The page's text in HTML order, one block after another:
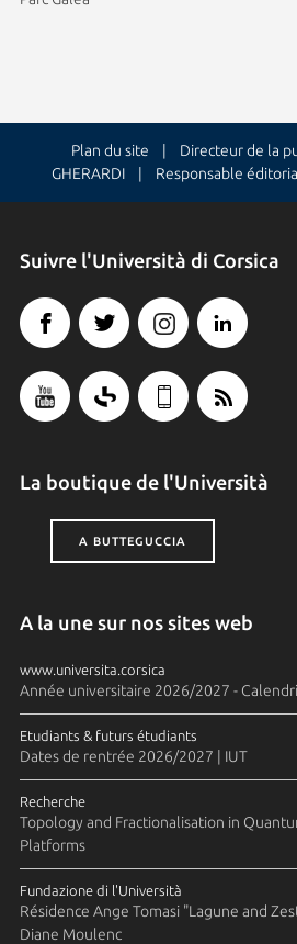
Plan du site | Directeur de la
GHERARDI | Responsable
Suivre l'Università di Corsica
La boutique de l'Università
A BUTTEGUCCIA
A la une sur nos sites web
www.universita.corsica
Année universitaire 2026/2027 -
Etudiants & futurs étudiants
Dates de rentrée 2026/2027 | IUT
Recherche
Topology and Fractionalisation in
Platforms
Fundazione di l'Università
Résidence Ange Tomasi "Lagune and
Diane Moulenc